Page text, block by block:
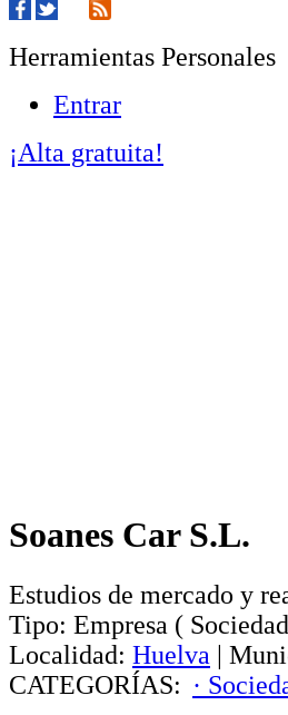
Herramientas Personales
Entrar
¡Alta gratuita!
Soanes Car S.L.
Estudios de mercado y
Tipo: Empresa (
Localidad: Huelva |
CATEGORÍAS: ·